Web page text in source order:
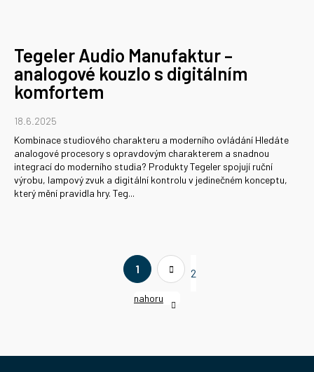
Tegeler Audio Manufaktur –
analogové kouzlo s digitálním
komfortem
18.6.2025
Kombinace studiového charakteru a moderního ovládání Hledáte
analogové procesory s opravdovým charakterem a snadnou
integrací do moderního studia? Produkty Tegeler spojují ruční
výrobu, lampový zvuk a digitální kontrolu v jedinečném konceptu,
který mění pravidla hry. Teg...
O
á
S
t
r
1 2
nahoru